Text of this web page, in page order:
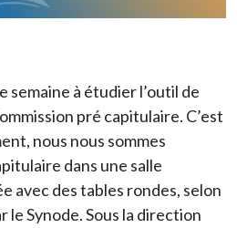
semaine à étudier l’outil de
pré capitulaire. C’est
nous nous sommes
dans une salle
avec des tables rondes, selon
le Synode. Sous la direction